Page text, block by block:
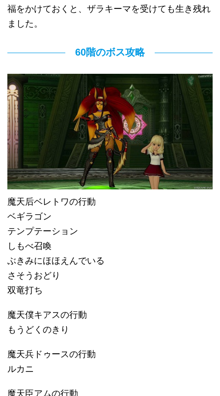
福をかけておくと、ザラキーマを受けても生き残れ
ました。
60階のボス攻略
魔天后ベレトワの行動
ベギラゴン
テンプテーション
しもべ召喚
ぶきみにほほえんでいる
さそうおどり
双竜打ち
魔天僕キアスの行動
もうどくのきり
魔天兵ドゥースの行動
ルカニ
魔天臣アムの行動